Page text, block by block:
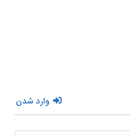
وارد شدن